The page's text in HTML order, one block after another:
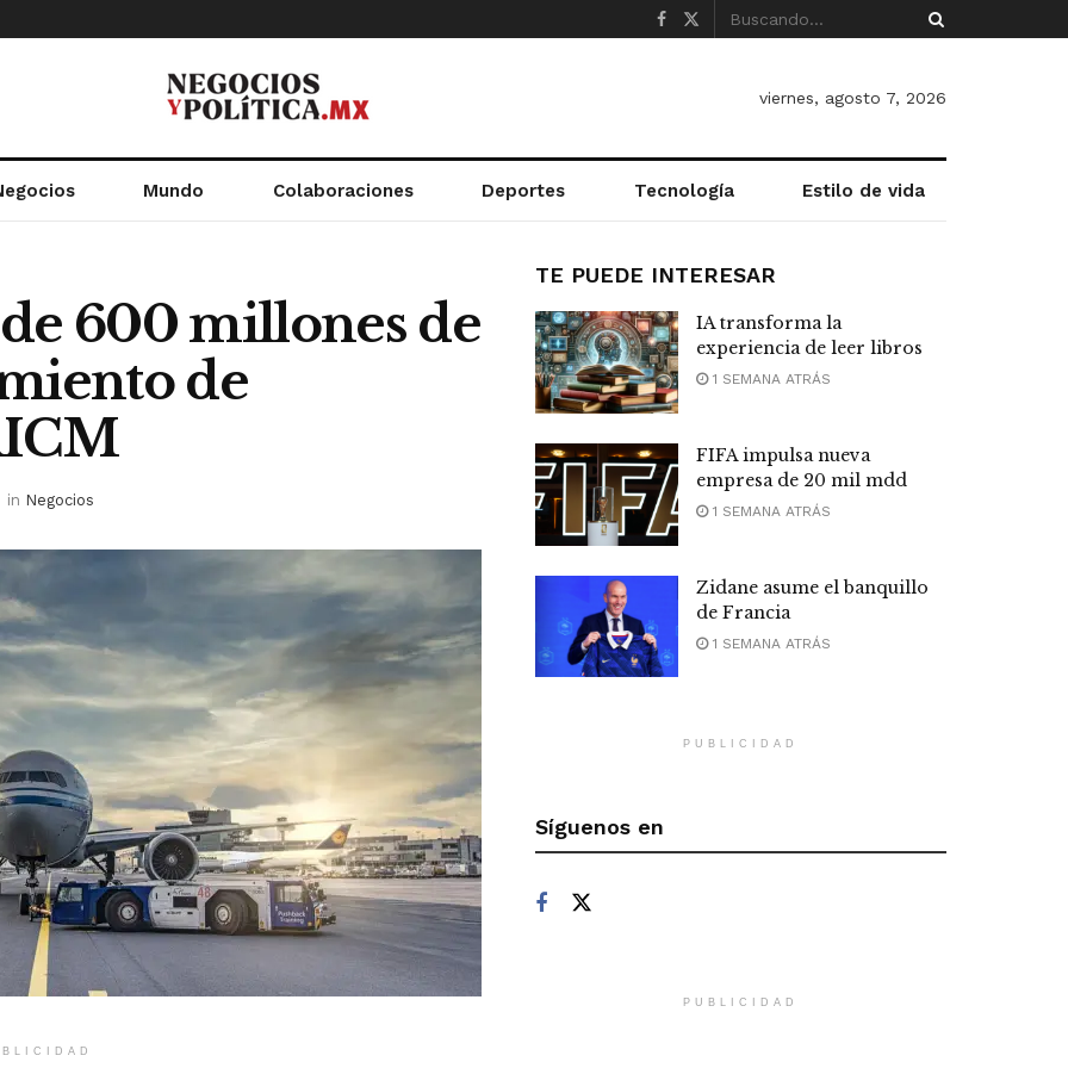
viernes, agosto 7, 2026
Mundo Colaboraciones Deportes Tecnología Estilo de vida
600 millones de
de
in Negocios
TE PUEDE INTERESAR
IA transforma la
experiencia de leer libros
1 SEMANA ATRÁS
FIFA impulsa nueva
empresa de 20 mil mdd
1 SEMANA ATRÁS
Zidane asume el banquillo
de Francia
1 SEMANA ATRÁS
PUBLICIDAD
Síguenos en
PUBLICIDAD